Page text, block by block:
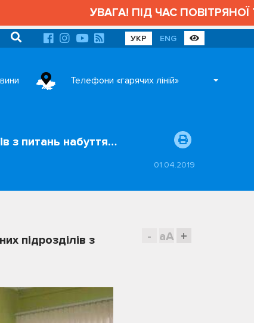
УВАГА! ПІД ЧАС ПОВІТРЯНОЇ
УКР ENG
Телефони «гарячих ліній»
з питань набуття…
01.04.2019
- aA +
підрозділів з